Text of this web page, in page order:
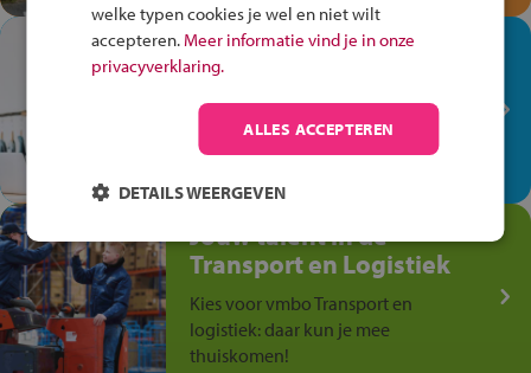
In de winkel ben je op je
plek!
Ontdek via het vmbo jouw talent
op de winkelvloer, waar elke dag
Jouw talent in de
Transport en Logistiek
Kies voor vmbo Transport en
logistiek: daar kun je mee
thuiskomen!
welke typen cookies je wel en niet wilt
accepteren. Meer informatie vind je in onze
privacyverklaring.
ALLES ACCEPTEREN
DETAILS WEERGEVEN